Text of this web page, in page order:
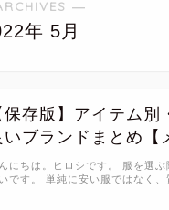
―
年 5月
保存版】アイテム別
いブランドまとめ【
にちは。ヒロシです。 服を選
です。 単純に安い服ではなく